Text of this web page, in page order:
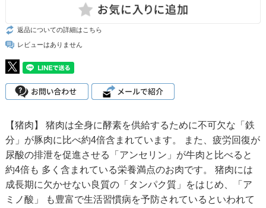
返品についての詳細はこちら
レビューはありません
【猪肉】 猪肉は全身に酵素を供給するために不可欠な「鉄
分」が豚肉に比べ約4倍含まれています。 また、疲労回復が
尿酸の排泄を促進させる「アンセリン」が牛肉と比べると
約4倍も 多く含まれている栄養満点のお肉です。 猪肉には
成長期に欠かせない良質の「タンパク質」をはじめ、「ア
ミノ酸」 も豊富で生活習慣病を予防されているといわれて